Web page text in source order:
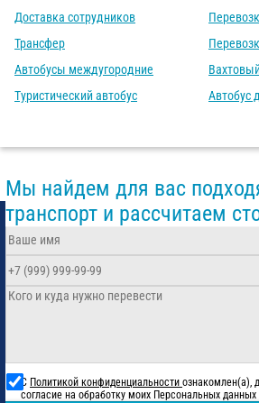
Доставка сотрудников
Трансфер
Автобусы междугородние
Туристический автобус
Автобус
Мы найдем для вас
транспорт и рассчитаем
С Политикой конфиденциальности ознакомлен(а),
согласие на обработку моих Персональных данных